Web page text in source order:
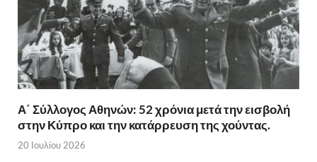
Α΄ Σύλλογος Αθηνών: 52 χρόνια μετά την εισβολή
στην Κύπρο και την κατάρρευση της χούντας.
20 Ιουλίου 2026